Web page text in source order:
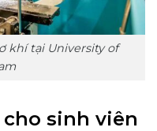
khí tại University of
sinh viên